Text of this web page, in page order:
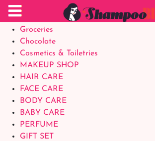
Food Supplements
Baby Foods
Groceries
Chocolate
Cosmetics & Toiletries
MAKEUP SHOP
HAIR CARE
FACE CARE
BODY CARE
BABY CARE
PERFUME
GIFT SET